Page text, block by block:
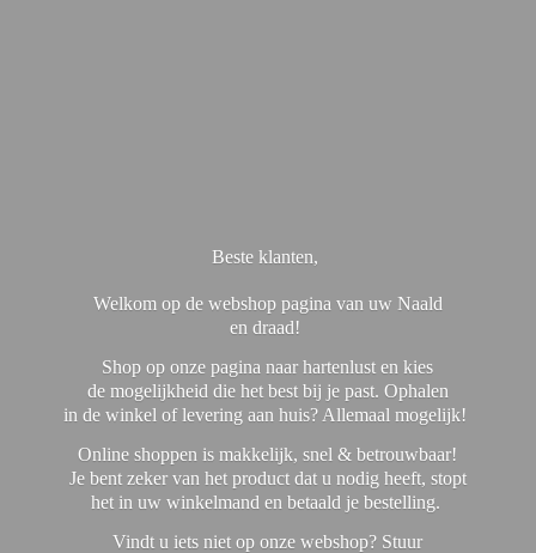
Beste klanten,
Welkom op de webshop pagina van uw Naald
en draad!
Shop op onze pagina naar hartenlust en kies
de mogelijkheid die het best bij je past. Ophalen
in de winkel of levering aan huis? Allemaal mogelijk!
Online shoppen is makkelijk, snel & betrouwbaar!
Je bent zeker van het product dat u nodig heeft, stopt
het in uw winkelmand en betaald je bestelling.
Vindt u iets niet op onze webshop? Stuur